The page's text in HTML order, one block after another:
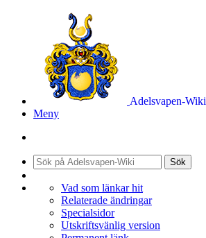
Adelsvapen-Wiki
Meny
Sök
Vad som länkar hit
Relaterade ändringar
Specialsidor
Utskriftsvänlig version